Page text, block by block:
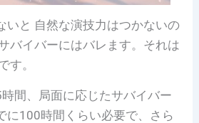
いと 自然な演技力はつかないの
バイバーにはバレます。それは
す。
間、局面に応じたサバイバー
に100時間くらい必要で、さら